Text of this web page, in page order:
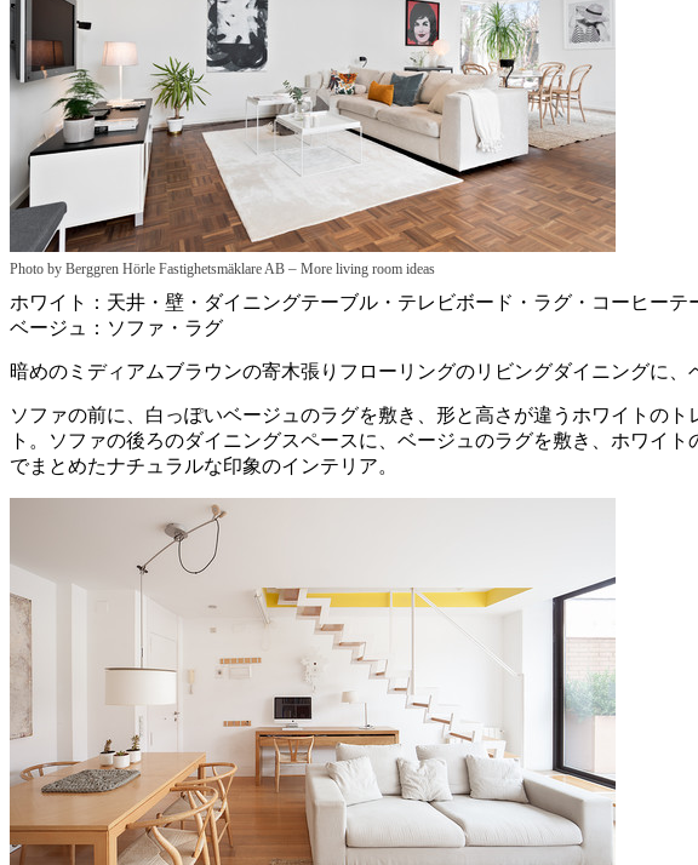
Photo by Berggren Hörle Fastighetsmäklare AB – More living room ideas
ホワイト：天井・壁・ダイニングテーブル・テレビボード・ラグ・コーヒーテ
ベージュ：ソファ・ラグ
暗めのミディアムブラウンの寄木張りフローリングのリビングダイニングに、
ソファの前に、白っぽいベージュのラグを敷き、形と高さが違うホワイトの
ト。ソファの後ろのダイニングスペースに、ベージュのラグを敷き、ホワイ
でまとめたナチュラルな印象のインテリア。